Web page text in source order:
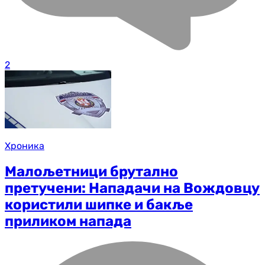
2
Хроника
Малољетници брутално
претучени: Нападачи на Вождовцу
користили шипке и бакље
приликом напада